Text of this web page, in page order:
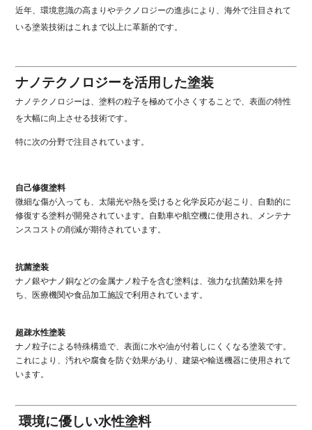
近年、環境意識の高まりやテクノロジーの進歩により、海外で注目されて
いる塗装技術はこれまで以上に革新的です。
ナノテクノロジーを活用した塗装
ナノテクノロジーは、塗料の粒子を極めて小さくすることで、表面の特性
を大幅に向上させる技術です。
特に次の分野で注目されています。
自己修復塗料
微細な傷が入っても、太陽光や熱を受けると化学反応が起こり、自動的に
修復する塗料が開発されています。自動車や航空機に使用され、メンテナ
ンスコストの削減が期待されています。
抗菌塗装
ナノ銀やナノ銅などの金属ナノ粒子を含む塗料は、強力な抗菌効果を持
ち、医療機関や食品加工施設で利用されています。
超疎水性塗装
ナノ粒子による特殊構造で、表面に水や油が付着しにくくなる塗装です。
これにより、汚れや腐食を防ぐ効果があり、建築や輸送機器に使用されて
います。
環境に優しい水性塗料